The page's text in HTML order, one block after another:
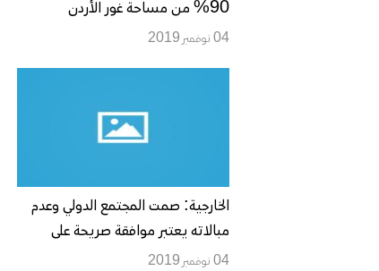
90% من مساحة غور الأردن
04 نوفمبر 2019
الخارجية: صمت المجتمع الدولي وعدم
مبالاته يعتبر موافقة صريحة على
استبدال القانون بشريعة الغاب
04 نوفمبر 2019